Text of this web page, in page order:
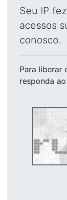
Seu IP
acessos
conosco.
Para liberar
responda